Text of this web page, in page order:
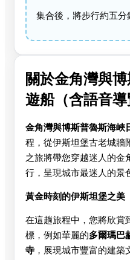
集合後，將步行約五分
關於金角灣與
遊船（含語音導
金角灣與博斯普魯斯海峽
程，從伊斯坦堡古老城牆
之旅將帶您穿越迷人的金
行，呈現城市最迷人的景
黃金時刻的伊斯坦堡之美
在這趟旅程中，您將欣賞
標，例如華麗的多爾瑪巴
寺 ，展現城市豐富的建